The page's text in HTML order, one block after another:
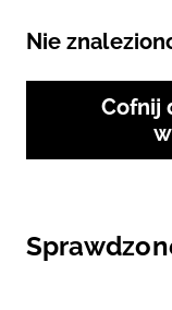
Nie
Cofnij